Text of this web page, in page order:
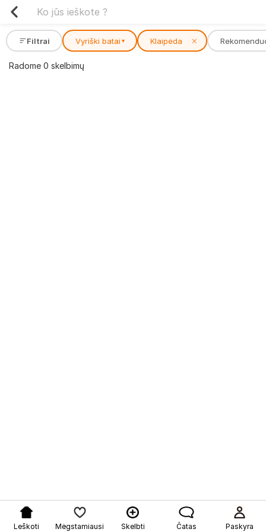
Filtrai Vyriški batai ▾ Klaipėda ✕
Radome 0 skelbimų
Leškoti Mėgstamiausi Skelbti Čatas Paskyra